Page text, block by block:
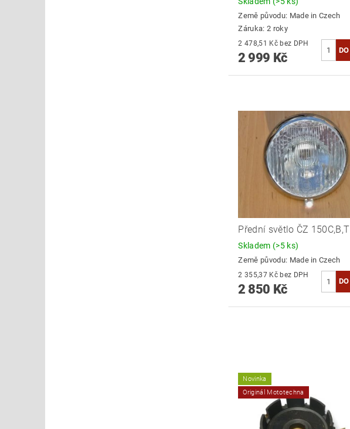
Země původu: Made in Czech
Záruka: 2 roky
2 478,51 Kč bez DPH
2 999 Kč
Přední světlo ČZ 150C,B,T
Skladem (>5 ks)
Země původu: Made in Czech
2 355,37 Kč bez DPH
2 850 Kč
Novinka
Originál Mototechna